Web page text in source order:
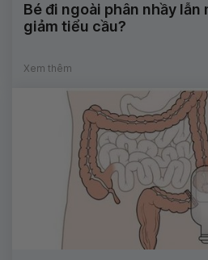
Bé đi ngoài phân nhầy lẫn
giảm tiểu cầu?
Xem thêm